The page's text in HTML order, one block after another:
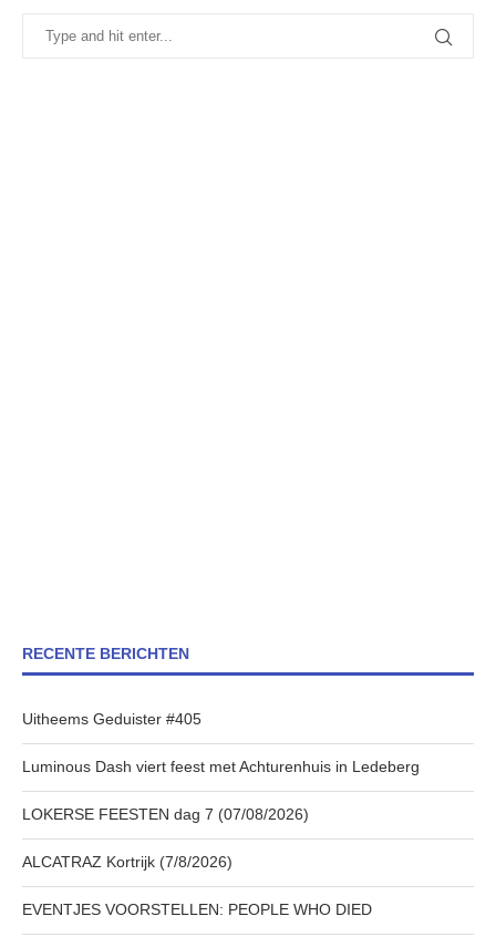
RECENTE BERICHTEN
Uitheems Geduister #405
Luminous Dash viert feest met Achturenhuis in Ledeberg
LOKERSE FEESTEN dag 7 (07/08/2026)
ALCATRAZ Kortrijk (7/8/2026)
EVENTJES VOORSTELLEN: PEOPLE WHO DIED